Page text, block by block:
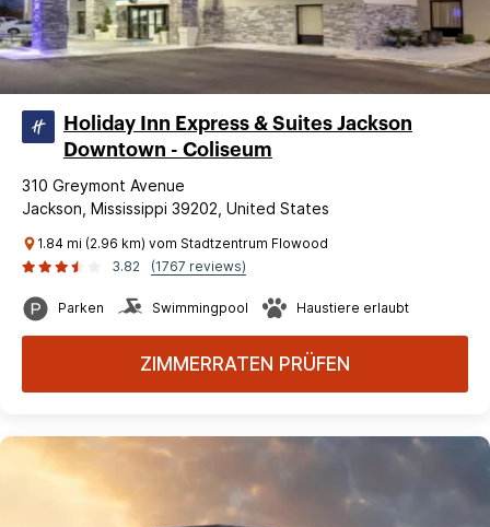
Holiday Inn Express & Suites Jackson
Downtown - Coliseum
310 Greymont Avenue
Jackson, Mississippi 39202, United States
1.84 mi (2.96 km) vom Stadtzentrum Flowood
3.82
(1767 reviews)
Parken Swimmingpool Haustiere erlaubt
ZIMMERRATEN PRÜFEN